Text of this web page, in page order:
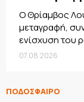
Ο Θρίαμβος
μεταγραφή,
ενίσχυση του
07.08.2026
ΠΟΔΟΣΦΑΙΡΟ